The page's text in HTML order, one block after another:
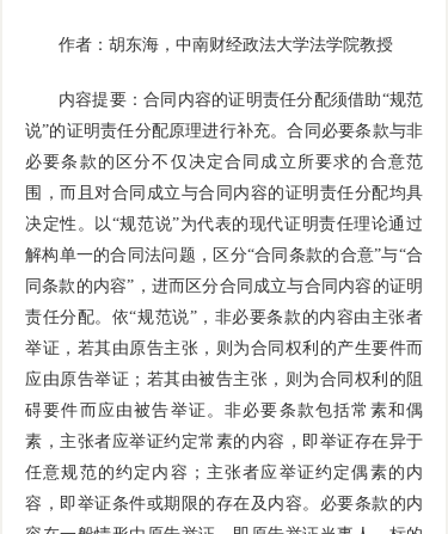
作者：胡东海，中南财经政法大学法学院教授
内容提要：合同内容的证明责任分配须借助“规范
说”的证明责任分配原理进行补充。合同必要条款与非
必要条款的区分不仅决定合同成立所要求的合意范
围，而且对合同成立与合同内容的证明责任分配均具
决定性。以“规范说”为代表的现代证明责任理论通过
解构单一的合同法问题，区分“合同条款的合意”与“合
同条款的内容” ，进而区分合同成立与合同内容的证明
责任分配。依“规范说”，非必要条款的内容由主张者
举证，若其由原告主张，则为合同权利的产生要件而
应由原告举证；若其由被告主张，则为合同权利的阻
碍要件而应由被告举证。非必要条款包括常素和偶
素，主张者应举证约定常素的内容，即举证存在异于
任意规范的约定内容；主张者应举证约定偶素的内
容，即举证条件或期限的存在及内容。必要条款的内